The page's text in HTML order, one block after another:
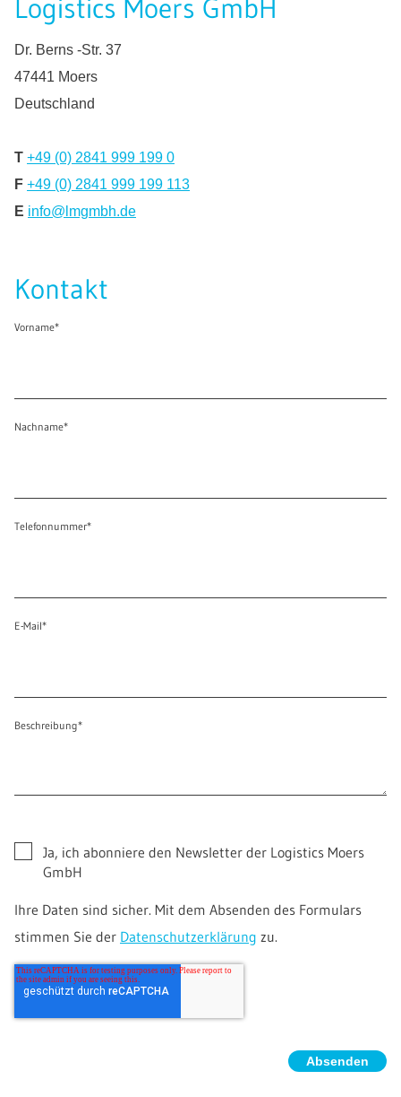
Logistics Moers GmbH
Dr. Berns -Str. 37
47441 Moers
Deutschland
T +49 (0) 2841 999 199 0
F +49 (0) 2841 999 199 113
E info@lmgmbh.de
Kontakt
Vorname*
Nachname*
Telefonnummer*
E-Mail*
Beschreibung*
Ja, ich abonniere den Newsletter der Logistics Moers
GmbH
Ihre Daten sind sicher. Mit dem Absenden des Formulars
stimmen Sie der Datenschutzerklärung zu.